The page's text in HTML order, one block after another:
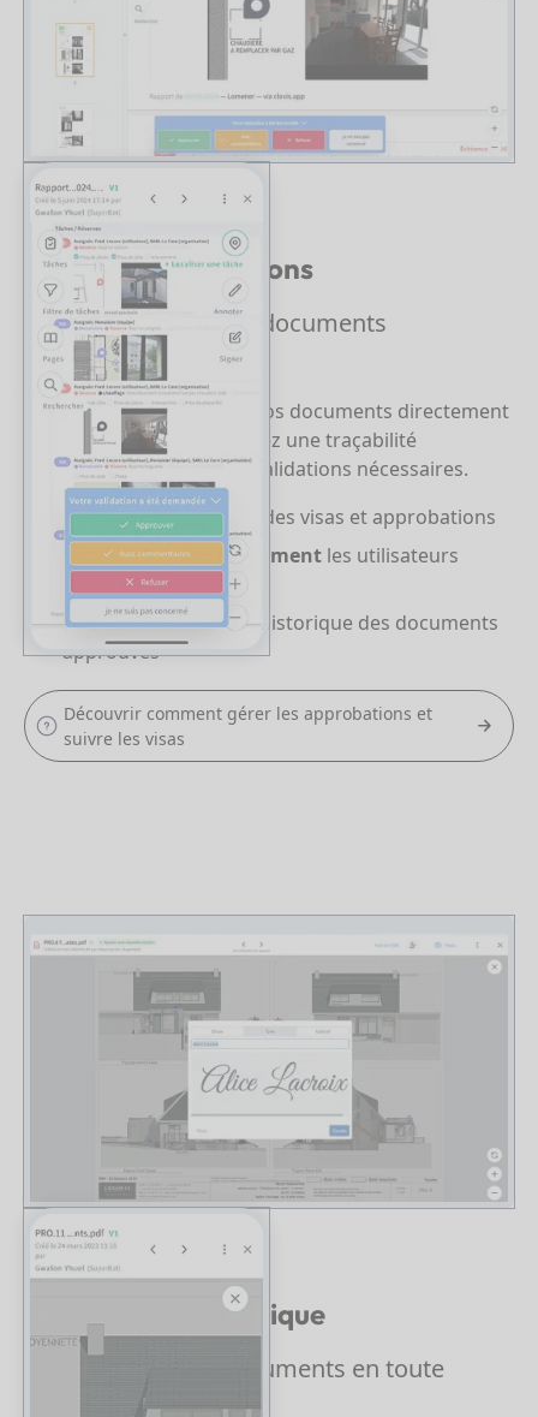
Visas et approbations
Faites approuver vos documents
simplement
Faites viser et approuver vos documents directement
depuis l'application. Assurez une traçabilité
impeccable de toutes les validations nécessaires.
Suivez l'avancement
des visas et approbations
Notifiez automatiquement les utilisateurs
concernés
Stockez et archivez l'historique des documents
approuvés
Découvrir comment gérer les approbations et
suivre les visas
Signature électronique
Faites valider vos documents en toute